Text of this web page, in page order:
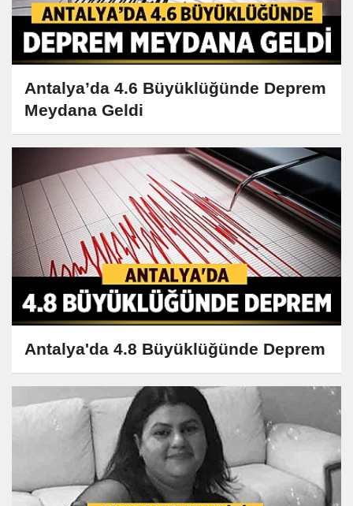
Antalya’da 4.6 Büyüklüğünde Deprem
Meydana Geldi
Antalya'da 4.8 Büyüklüğünde Deprem